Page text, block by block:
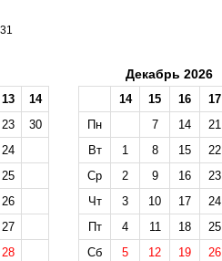
13
14
23
30
24
25
26
27
28
Декабрь 2026
14 15 16 17
Пн
7 14 21
Вт
1 8 15 22
Ср
2 9 16 23
Чт
3 10 17 24
Пт
4 11 18
25
Сб
5 12 19
26